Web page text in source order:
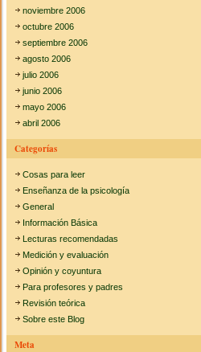
noviembre 2006
octubre 2006
septiembre 2006
agosto 2006
julio 2006
junio 2006
mayo 2006
abril 2006
Categorías
Cosas para leer
Enseñanza de la psicología
General
Información Básica
Lecturas recomendadas
Medición y evaluación
Opinión y coyuntura
Para profesores y padres
Revisión teórica
Sobre este Blog
Meta